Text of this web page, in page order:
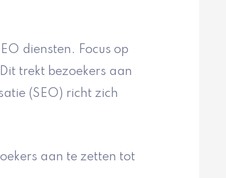
diensten. Focus op
trekt bezoekers aan
(SEO) richt zich
aan te zetten tot